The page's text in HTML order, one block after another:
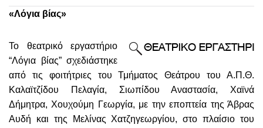
«Λόγια βίας»
Το θεατρικό εργαστήριο
“Λόγια βίας” σχεδιάστηκε
από τις φοιτήτριες του Τμήματος Θεάτρου του Α.Π.Θ.
Καλαϊτζίδου Πελαγία, Σιωπίδου Αναστασία, Χαϊνά
Δήμητρα, Χουχούμη Γεωργία, με την εποπτεία της Άβρας
Αυδή και της Μελίνας Χατζηγεωργίου, στο πλαίσιο του